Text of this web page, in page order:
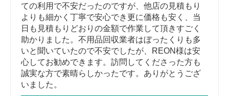
ての利用で不安だったのですが、他店の見積もり
よりも細かく丁寧で安心でき更に価格も安く、当
日も見積もりどおりの金額で作業して頂きすごく
助かりました。不用品回収業者はぼったくりも多
いと聞いていたので不安でしたが、REON様は安
心してお勧めできます。訪問してくださった方も
誠実な方で素晴らしかったです。ありがとうござ
いました。